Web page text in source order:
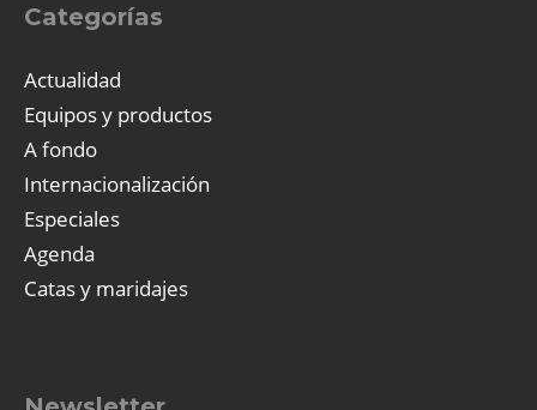
Categorías
Actualidad
Equipos y productos
A fondo
Internacionalización
Especiales
Agenda
Catas y maridajes